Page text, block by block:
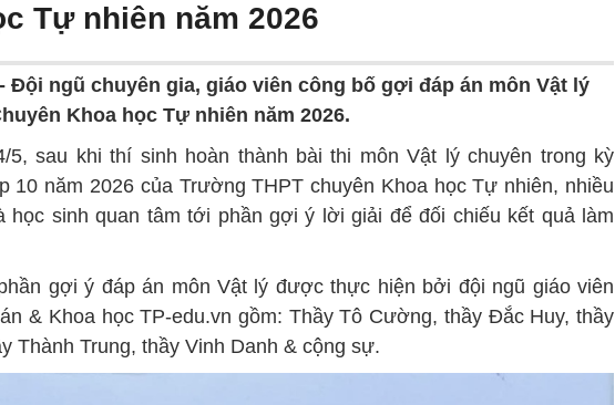
Tự nhiên năm 2026
Đội ngũ chuyên gia, giáo viên công bố gợi đáp án môn Vật lý
Khoa học Tự nhiên năm 2026.
5, sau khi thí sinh hoàn thành bài thi môn Vật lý chuyên trong kỳ
10 năm 2026 của Trường THPT chuyên Khoa học Tự nhiên, nhiều
học sinh quan tâm tới phần gợi ý lời giải để đối chiếu kết quả làm
gợi ý đáp án môn Vật lý được thực hiện bởi đội ngũ giáo viên
& Khoa học TP-edu.vn gồm: Thầy Tô Cường, thầy Đắc Huy, thầy
Thành Trung, thầy Vinh Danh & cộng sự.